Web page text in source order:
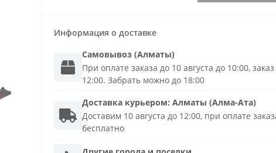
Информация о доставке
Самовывоз (Алматы)
При оплате заказа до 10 августа до 10:00,
12:00. Забрать можно до 18:00
Доставка курьером: Алматы (Алма-Ата)
Доставим 10 августа до 12:00, при оплате
бесплатно